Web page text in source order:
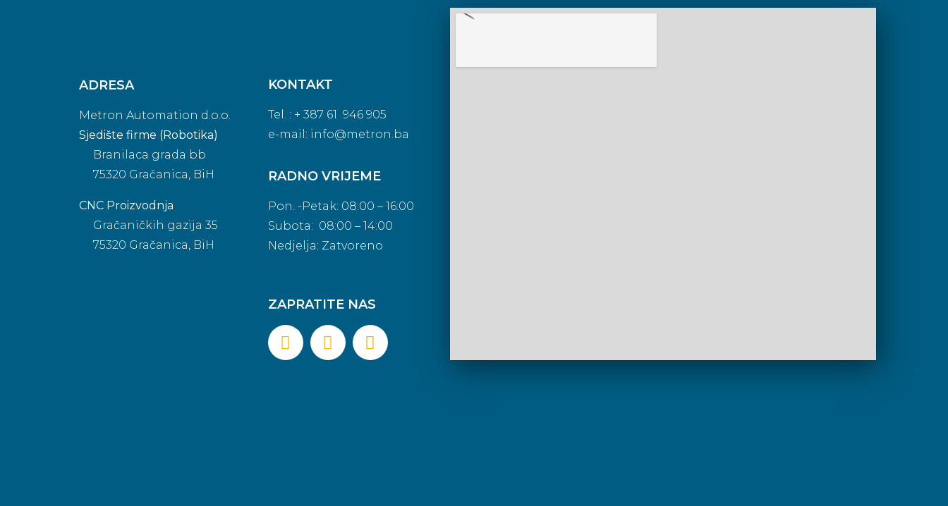
ADRESA
Metron Automation d.o.o.
Sjedište firme (Robotika)
Branilaca grada bb
75320 Gračanica, BiH
CNC Proizvodnja
Gračaničkih gazija 35
75320 Gračanica, BiH
KONTAKT
Tel. : + 387 61 946 905
e-mail: info@metron.ba
RADNO VRIJEME
Pon. -Petak: 08:00 – 16:00
Subota: 08:00 – 14:00
Nedjelja: Zatvoreno
ZAPRATITE NAS